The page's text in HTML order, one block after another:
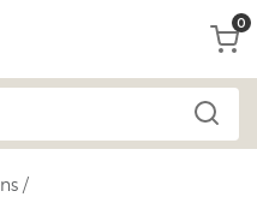
0
/